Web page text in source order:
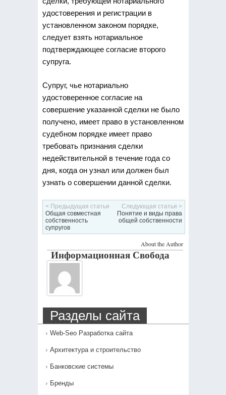
удостоверения и регистрации в
установленном законом порядке,
следует взять нотариальное
подтверждающее согласие второго
супруга.
Супруг, чье нотариально
удостоверенное согласие на
совершение указанной сделки не было
получено, имеет право в установленном
судебном порядке имеет право
требовать признания сделки
недействительной в течение года со
дня, когда он узнал или должен был
узнать о совершении данной сделки.
< Предыдущая статья
Общая совместная
собственность
супругов
Следующая статья >
Понятие и виды права
общей собственности
About the Author
Информационная Свобода
Разделы сайта
Web-Seo Разработка сайта
Архитектура и строительство
Банковские системы
Бренды